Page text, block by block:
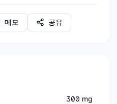
메모 공유
300 mg